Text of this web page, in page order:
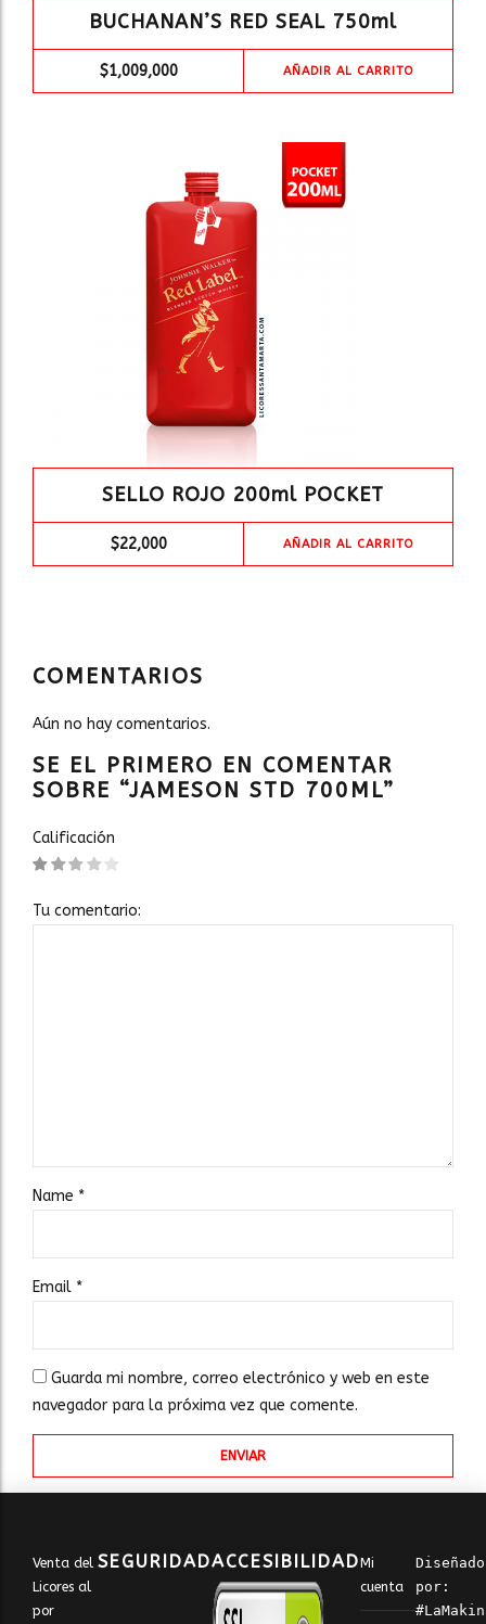
BUCHANAN’S RED SEAL 750ml
$1,009,000 AÑADIR AL CARRITO
SELLO ROJO 200ml POCKET
$22,000 AÑADIR AL CARRITO
COMENTARIOS
Aún no hay comentarios.
SE EL PRIMERO EN COMENTAR
SOBRE “JAMESON STD 700ML”
Calificación
Tu comentario:
Name *
Email *
Guarda mi nombre, correo electrónico y web en este
navegador para la próxima vez que comente.
Venta del
Licores al
por
SEGURIDADACCESIBILIDADMi
cuenta
Diseñado
por: